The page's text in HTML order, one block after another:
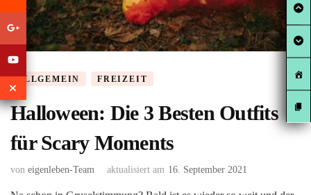
ALLGEMEIN FREIZEIT
Halloween: Die 3 Besten Outfits
für Scary Moments
von eigenleben-Team aktualisiert am 16. September 2021